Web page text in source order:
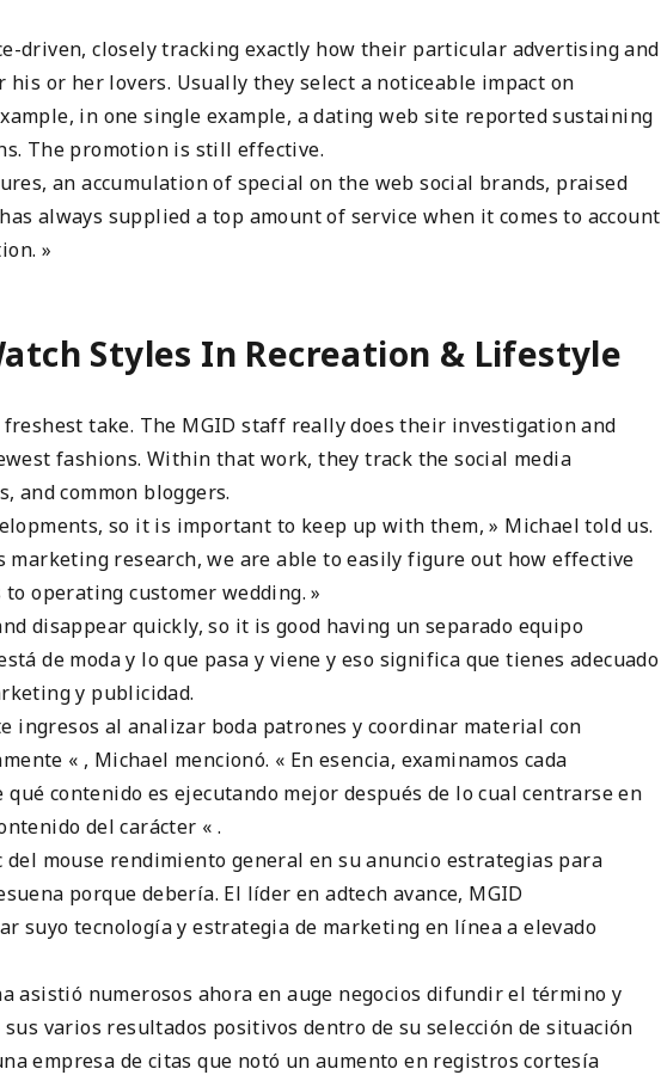
driven, closely tracking exactly how their particular advertising and
or her lovers. Usually they select a noticeable impact on
in one single example, a dating web site reported sustaining
The promotion is still effective.
an accumulation of special on the web social brands, praised
always supplied a top amount of service when it comes to account
»
Styles In Recreation & Lifestyle
take. The MGID staff really does their investigation and
fashions. Within that work, they track the social media
and common bloggers.
so it is important to keep up with them, » Michael told us.
marketing research, we are able to easily figure out how effective
operating customer wedding. »
disappear quickly, so it is good having un separado equipo
de moda y lo que pasa y viene y eso significa que tienes adecuado
y publicidad.
ingresos al analizar boda patrones y coordinar material con
« , Michael mencionó. « En esencia, examinamos cada
contenido es ejecutando mejor después de lo cual centrarse en
del carácter « .
del mouse rendimiento general en su anuncio estrategias para
porque debería. El líder en adtech avance, MGID
suyo tecnología y estrategia de marketing en línea a elevado
asistió numerosos ahora en auge negocios difundir el término y
varios resultados positivos dentro de su selección de situación
empresa de citas que notó un aumento en registros cortesía